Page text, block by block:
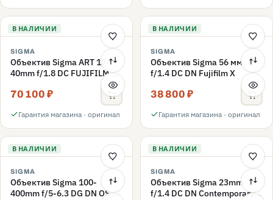
В НАЛИЧИИ
SIGMA
Объектив Sigma ART 17-
40mm f/1.8 DC FUJIFILM X
70 100 ₽
Гарантия магазина · оригинал
В НАЛИЧИИ
SIGMA
Объектив Sigma 56 мм
f/1.4 DC DN Fujifilm X
38 800 ₽
Гарантия магазина · оригинал
В НАЛИЧИИ
SIGMA
Объектив Sigma 100-
400mm f/5-6.3 DG DN OS C
В НАЛИЧИИ
SIGMA
Объектив Sigma 23mm
f/1.4 DC DN Contemporary